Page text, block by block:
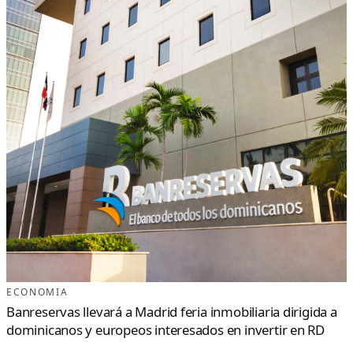
ECONOMIA
Banreservas llevará a Madrid feria inmobiliaria dirigida a
dominicanos y europeos interesados en invertir en RD